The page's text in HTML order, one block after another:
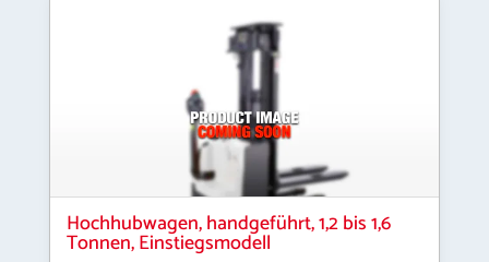
Hochhubwagen, handgeführt, 1,2 bis 1,6
Tonnen, Einstiegsmodell